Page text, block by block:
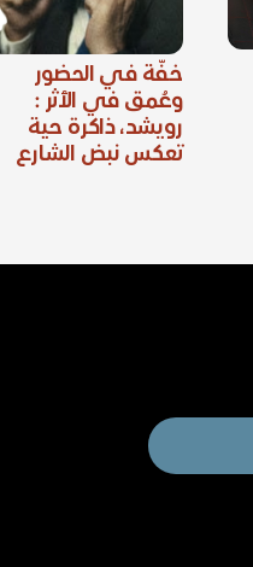
خفّة في الحضور
وعُمق في الأثر :
رويشد، ذاكرة حية
تعكس نبض الشارع